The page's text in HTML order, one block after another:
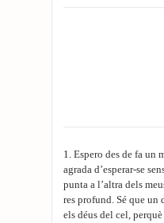
1. Espero des de fa un
agrada d’esperar-se
punta a l’altra dels
res profund. Sé que un
els déus del cel,